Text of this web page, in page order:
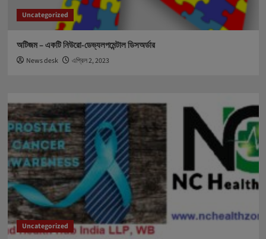
Uncategorized
অটিজম – একটি নিউরো-ডেভ্যলপমেন্টাল ডিসঅর্ডার
News desk এপ্রিল 2, 2023
Uncategorized